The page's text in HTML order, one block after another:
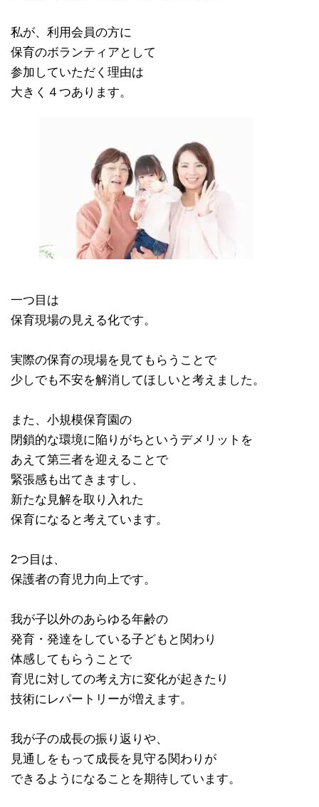
私が、利用会員の方に
保育のボランティアとして
参加していただく理由は
大きく４つあります。
一つ目は
保育現場の見える化です。
実際の保育の現場を見てもらうことで
少しでも不安を解消してほしいと考えました。
また、小規模保育園の
閉鎖的な環境に陥りがちというデメリットを
あえて第三者を迎えることで
緊張感も出てきますし、
新たな見解を取り入れた
保育になると考えています。
2つ目は、
保護者の育児力向上です。
我が子以外のあらゆる年齢の
発育・発達をしている子どもと関わり
体感してもらうことで
育児に対しての考え方に変化が起きたり
技術にレパートリーが増えます。
我が子の成長の振り返りや、
見通しをもって成長を見守る関わりが
できるようになることを期待しています。